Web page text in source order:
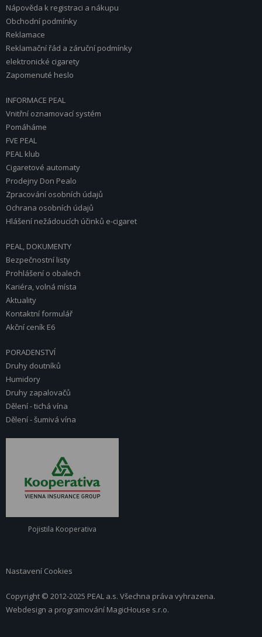
Nápověda k registraci a nákupu
Obchodní podmínky
Reklamace
Reklamační řád a záruční podmínky
elektronické cigarety
Zapomenuté heslo
INFORMACE PEAL
Vnitřní oznamovací systém
Pomáháme
FVE PEAL
PEAL klub
Cigaretové automaty
Prodejny Don Pealo
Zpracování osobních údajů
Ochrana osobních údajů
Hlášení nežádoucích účinků e-cigaret
PEAL, DOKUMENTY
Bezpečnostní listy
Prohlášení o obalech
Kariéra, volná místa
Aktuality
Kontaktní formulář
Akční ceník E6
PORADENSTVÍ
Druhy doutníků
Humidory
Druhy zapalovačů
Dělení - tichá vína
Dělení - šumivá vína
Pojistila Kooperativa
Nastavení Cookies
Copyright © 2012-2025 PEAL a.s. Všechna práva vyhrazena.
Webdesign a programování MagicHouse s.r.o.